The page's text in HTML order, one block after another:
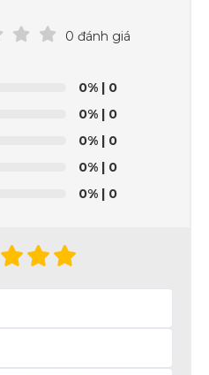
0 đánh giá
0% | 0
0% | 0
0% | 0
0% | 0
0% | 0